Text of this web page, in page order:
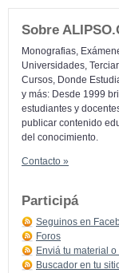
Sobre
Monografias,
Universidades,
Cursos, Donde
y más: Desde 1999
estudiantes y
publicar contenido
del conocimiento.
Contacto »
Participá
Seguinos en
Foros
Enviá tu material o
Buscador en tu